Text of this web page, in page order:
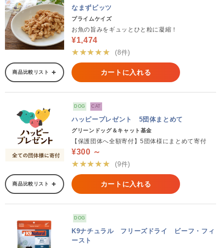
なまずビッツ
プライムケイズ
お魚の旨みをギュッとひと粒に凝縮！
¥1,474
★★★★★
(8件)
商品比較リスト カートに入れる
DOG CAT
ハッピープレゼント 5団体まとめて
グリーンドッグ＆キャット基金
【保護団体へ全額寄付】5団体様にまとめて寄付
¥300 ～
★★★★★
(9件)
商品比較リスト カートに入れる
DOG
K9ナチュラル フリーズドライ ビーフ・フィ
ースト